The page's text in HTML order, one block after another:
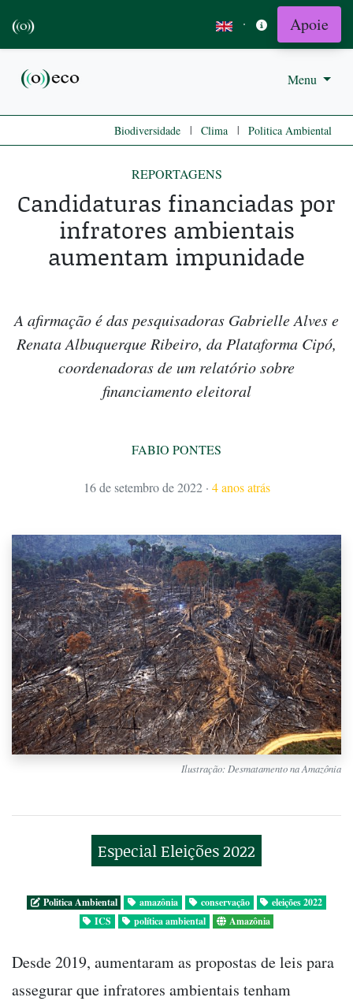
· Apoie
Menu
Biodiversidade | Clima | Politica Ambiental
REPORTAGENS
Candidaturas financiadas por
infratores ambientais
aumentam impunidade
A afirmação é das pesquisadoras Gabrielle Alves e
Renata Albuquerque Ribeiro, da Plataforma Cipó,
coordenadoras de um relatório sobre
financiamento eleitoral
FABIO PONTES
16 de setembro de 2022 · 4 anos atrás
Ilustração: Desmatamento na Amazônia
Especial Eleições 2022
Politica Ambiental amazônia conservação
eleições 2022
ICS
política ambiental Amazônia
Desde 2019, aumentaram as propostas de leis para
assegurar que infratores ambientais tenham